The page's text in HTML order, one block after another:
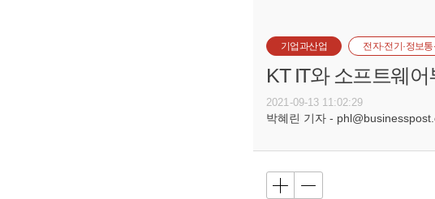
기업과산업 전자·전기·정보
KT IT와 소프트웨
2021-09-13 11:02:29
박혜린 기자 -